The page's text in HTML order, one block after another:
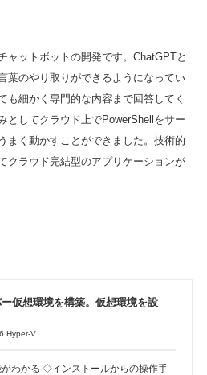
ットボットの開発です。ChatGPTと
葉のやり取りができるようになってい
も細かく専門的な内容まで回答してく
としてクラウド上でPowerShellをサー
まく動かすことができました。技術的
クラウド完結型のアプリケーションが
仮想環境を構築。仮想環境を設
Hyper-V
わかる ◇インストールからの操作手